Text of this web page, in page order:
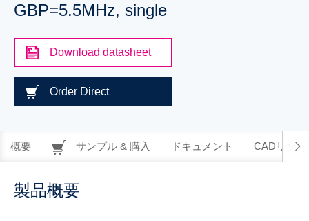
GBP=5.5MHz, single
Download datasheet
Order Direct
概要 サンプル & 購入 ドキュメント CADリソー
製品概要